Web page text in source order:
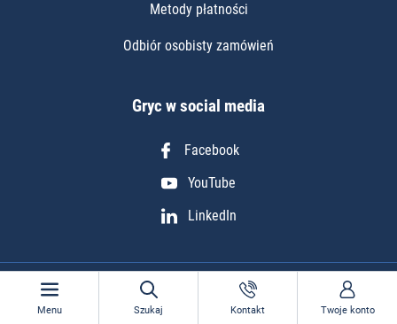
Metody płatności
Odbiór osobisty zamówień
Gryc w social media
Facebook
YouTube
LinkedIn
Copyright © 2010 - 2026 Gryc24. All rights reserved.
Menu Szukaj Kontakt Twoje konto